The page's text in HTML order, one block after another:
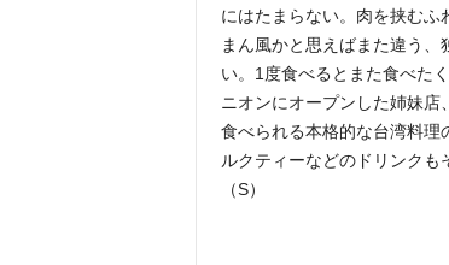
にはたまらない。肉を挟む
まん風かと思えばまた違う
い。1度食べるとまた食べた
ニオンにオープンした姉妹店
食べられる本格的な台湾料理
ルクティーなどのドリンクも
（S）